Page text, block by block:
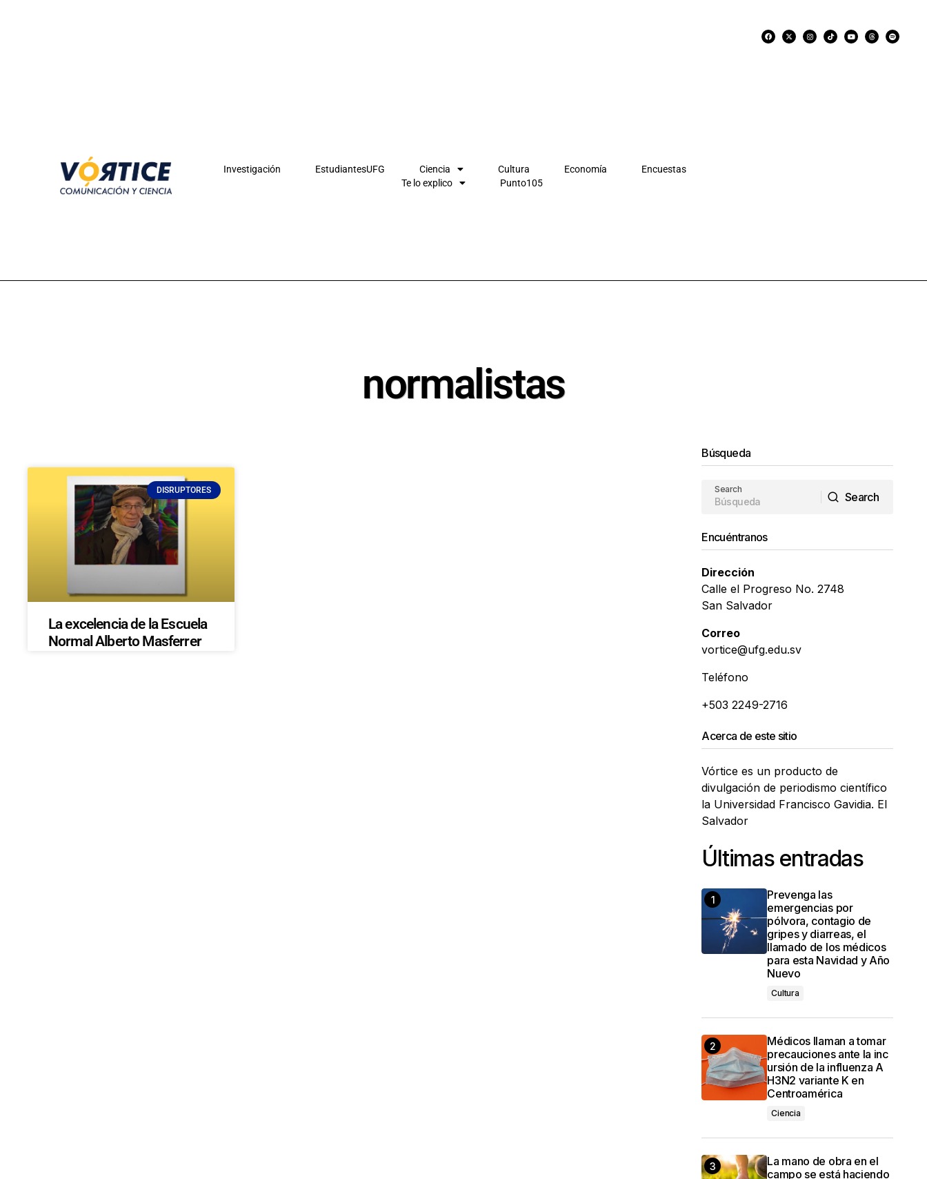
Investigación EstudiantesUFG Ciencia Cultura Economía
Encuestas
Te lo explico
Punto105
normalistas
DISRUPTORES
La excelencia de la Escuela
Normal Alberto Masferrer
Búsqueda
Search
Search
Encuéntranos
Dirección
Calle el Progreso No. 2748
San Salvador
Correo
vortice@ufg.edu.sv
Teléfono
+503 2249-2716
Acerca de este sitio
Vórtice es un producto de
divulgación de periodismo científico
la Universidad Francisco Gavidia. El
Salvador
Últimas entradas
Prevenga las
emergencias por
pólvora, contagio de
gripes y diarreas, el
llamado de los médicos
para esta Navidad y Año
Nuevo
Cultura
Médicos llaman a tomar
precauciones ante la inc
ursión de la influenza A
H3N2 variante K en
Centroamérica
Ciencia
La mano de obra en el
campo se está haciendo